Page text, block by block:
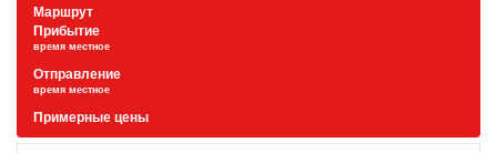
Маршрут
Прибытие
время местное
Отправление
время местное
Примерные цены